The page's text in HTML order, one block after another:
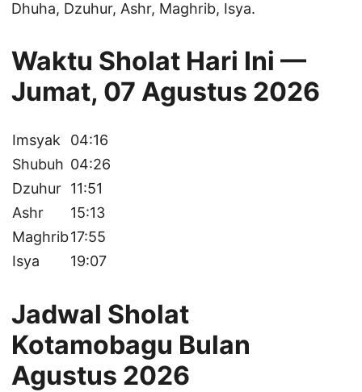
Dhuha, Dzuhur, Ashr, Maghrib, Isya.
Waktu Sholat Hari Ini —
Jumat, 07 Agustus 2026
Imsyak
04:16
Shubuh 04:26
Dzuhur 11:51
Ashr
15:13
Maghrib17:55
Isya
19:07
Jadwal Sholat
Kotamobagu Bulan
Agustus 2026